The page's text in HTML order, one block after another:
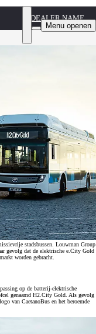
DEALER NAME
Menu openen
stadsbussen. Louwman Group
gevolg dat de elektrische e.City Gold
worden gebracht.
op de batterij-elektrische
genaamd H2.City Gold. Als gevolg
van CaetanoBus en het beroemde